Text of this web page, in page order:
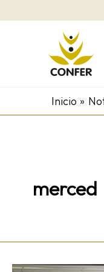
al
Inicio
merced